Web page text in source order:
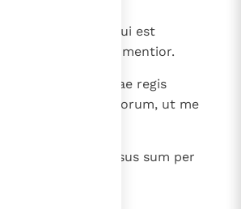
Domini Iesu scit, qui est
saecula, quod non mentior.
gentis Aretae regis
Damascenorum, ut me
in sporta dimissus sum per